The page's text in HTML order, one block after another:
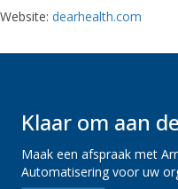
Website: dearhealth.com
Klaar om aan
Maak een afspraak met
Automatisering voor uw